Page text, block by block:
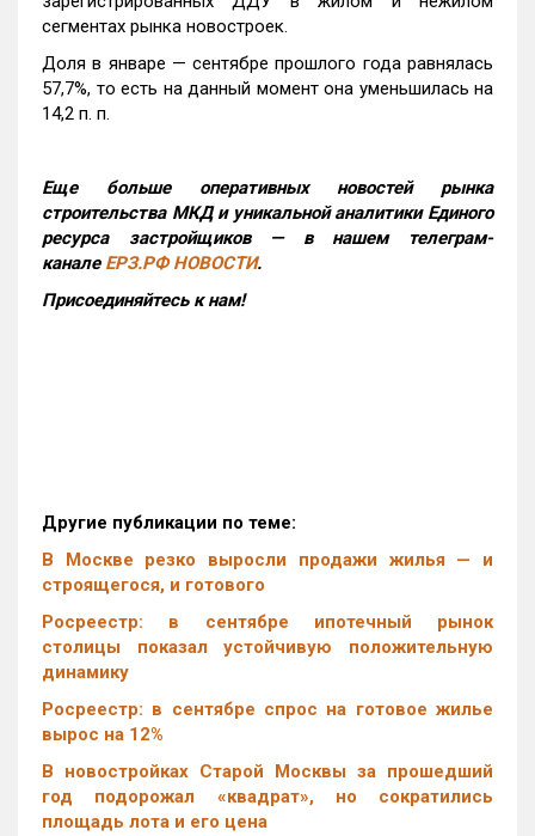
сегментах рынка новостроек.
Доля в январе — сентябре прошлого года равнялась
57,7%, то есть на данный момент она уменьшилась на
14,2 п. п.
Еще больше оперативных новостей рынка
строительства МКД и уникальной аналитики Единого
ресурса застройщиков — в нашем телеграм-
канале ЕРЗ.РФ НОВОСТИ.
Присоединяйтесь к нам!
Другие публикации по теме:
В Москве резко выросли продажи жилья — и
строящегося, и готового
Росреестр: в сентябре ипотечный рынок
столицы показал устойчивую положительную
динамику
Росреестр: в сентябре спрос на готовое жилье
вырос на 12%
В новостройках Старой Москвы за прошедший
год подорожал «квадрат», но сократились
площадь лота и его цена